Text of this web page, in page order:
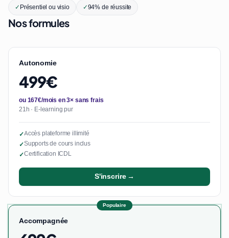
✓Présentiel ou visio ✓94% de réussite
Nos formules
Autonomie
499€
ou 167€/mois en 3× sans frais
21h · E-learning pur
✓Accès plateforme illimité
✓Supports de cours inclus
✓Certification ICDL
S'inscrire →
Populaire
Accompagnée